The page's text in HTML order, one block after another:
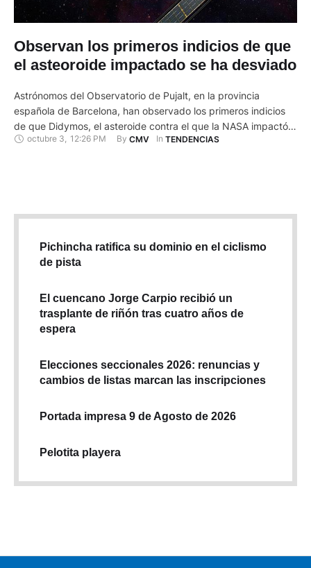
Observan los primeros indicios de que
el asteoroide impactado se ha desviado
Astrónomos del Observatorio de Pujalt, en la provincia
española de Barcelona, han observado los primeros indicios
de que Didymos, el asteroide contra el que la NASA impactó
expresamente la semana pasada una nave para intentar
octubre 3, 12:26 PM By CMV In TENDENCIAS
Pichincha ratifica su dominio en el ciclismo
de pista
El cuencano Jorge Carpio recibió un
trasplante de riñón tras cuatro años de
espera
Elecciones seccionales 2026: renuncias y
cambios de listas marcan las inscripciones
Portada impresa 9 de Agosto de 2026
Pelotita playera